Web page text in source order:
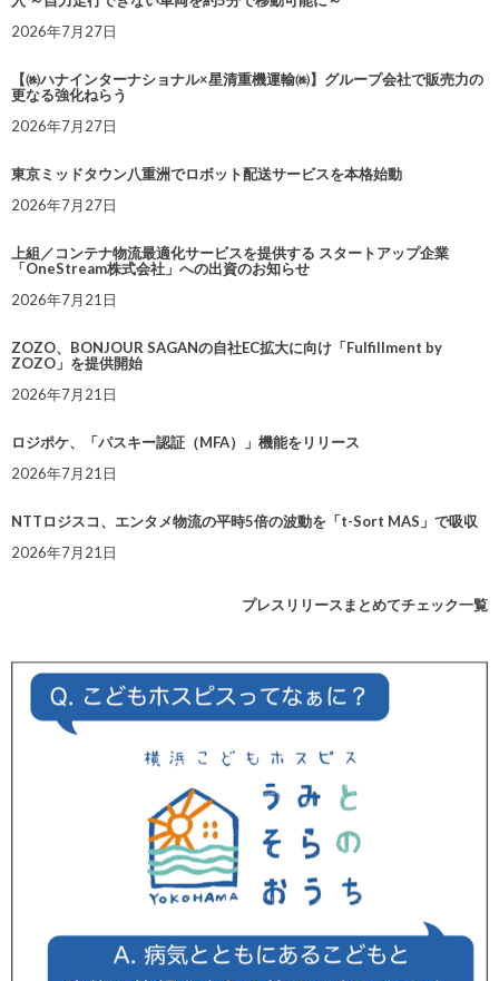
2026年7月27日
【㈱ハナインターナショナル×星清重機運輸㈱】グループ会社で販売力の
更なる強化ねらう
2026年7月27日
東京ミッドタウン八重洲でロボット配送サービスを本格始動
2026年7月27日
上組／コンテナ物流最適化サービスを提供する スタートアップ企業
「OneStream株式会社」への出資のお知らせ
2026年7月21日
ZOZO、BONJOUR SAGANの自社EC拡大に向け「Fulfillment by
ZOZO」を提供開始
2026年7月21日
ロジポケ、「パスキー認証（MFA）」機能をリリース
2026年7月21日
NTTロジスコ、エンタメ物流の平時5倍の波動を「t-Sort MAS」で吸収
2026年7月21日
プレスリリースまとめてチェック一覧